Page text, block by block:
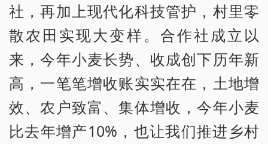
社，再加上现代化科技管护，村里零
散农田实现大变样。合作社成立以
来，今年小麦长势、收成创下历年新
高，一笔笔增收账实实在在，土地增
效、农户致富、集体增收，今年小麦
比去年增产10%，也让我们推进乡村